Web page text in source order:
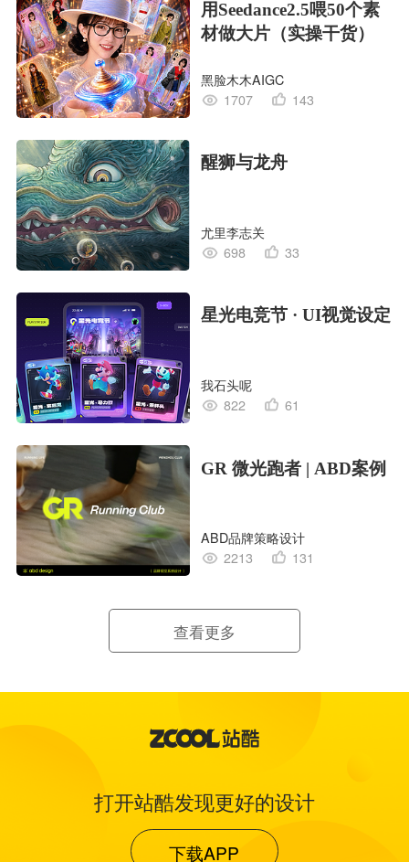
用Seedance2.5喂50个素
材做大片（实操干货）
黑脸木木AIGC
1707
143
醒狮与龙舟
尤里李志关
698
33
星光电竞节 · UI视觉设定
我石头呢
822
61
GR 微光跑者 | ABD案例
ABD品牌策略设计
2213
131
查看更多
打开站酷发现更好的设计
下载APP